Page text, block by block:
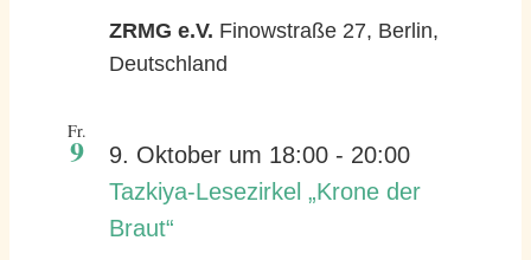
ZRMG e.V. Finowstraße 27, Berlin,
Deutschland
Fr.
9 9. Oktober um 18:00 - 20:00
Tazkiya-Lesezirkel „Krone der
Braut“